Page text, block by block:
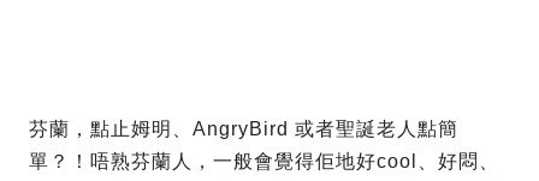
芬蘭，點止姆明、AngryBird 或者聖誕老人點簡
單？！唔熟芬蘭人，一般會覺得佢地好cool、好悶、